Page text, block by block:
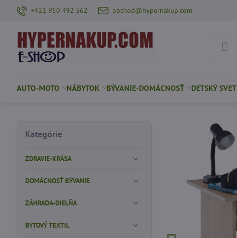
+421 950 492 562 obchod@hypernakup.com
AUTO-MOTO NÁBYTOK BÝVANIE-DOMÁCNOSŤ DETSKÝ SVET
Kategórie
ZDRAVIE-KRÁSA
DOMÁCNOSŤ BÝVANIE
ZÁHRADA-DIELŇA
BYTOVÝ TEXTIL